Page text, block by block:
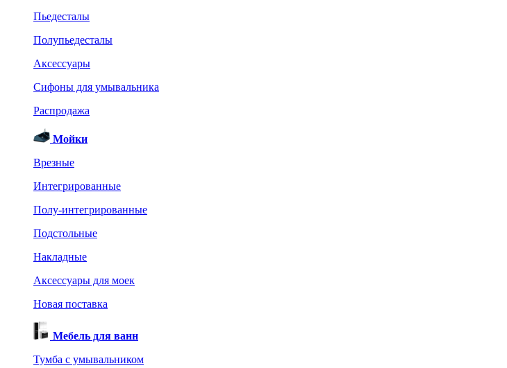
Пьедесталы
Полупьедесталы
Аксессуары
Сифоны для умывальника
Распродажа
Мойки
Врезные
Интегрированные
Полу-интегрированные
Подстольные
Накладные
Аксессуары для моек
Новая поставка
Мебель для ванн
Тумба с умывальником